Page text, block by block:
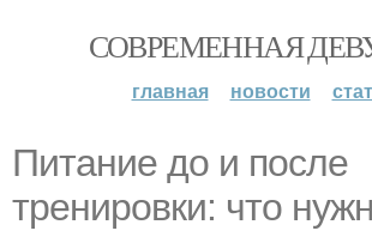
СОВРЕМЕННАЯ
главная новости
Питание до и после
тренировки: что